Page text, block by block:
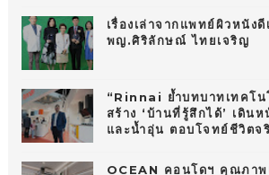
เรื่องเล่าจากแพทย์ผิวหนัง
พญ.ศิริลักษณ์ ไทยเจริญ
“Rinnai ย้ำบทบาทเทคโ
สร้าง ‘บ้านที่รู้สึกได้’ เดิน
และน้ำอุ่น ตอบโจทย์ชีวิตจ
OCEAN คอนโดฯ คุณภาพ